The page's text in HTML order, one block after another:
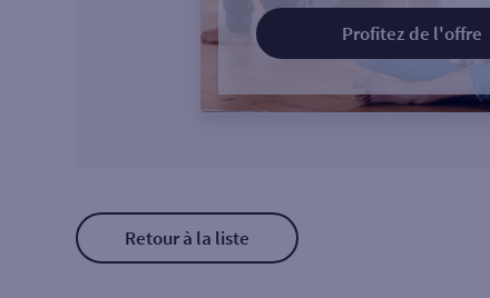
Profitez de l'offre
Retour à la liste